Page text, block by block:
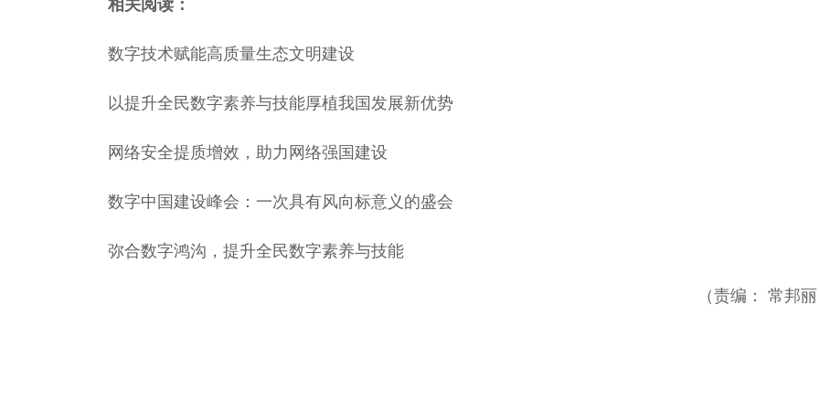
相关阅读：
数字技术赋能高质量生态文明建设
以提升全民数字素养与技能厚植我国发展新优势
网络安全提质增效，助力网络强国建设
数字中国建设峰会：一次具有风向标意义的盛会
弥合数字鸿沟，提升全民数字素养与技能
（责编： 常邦